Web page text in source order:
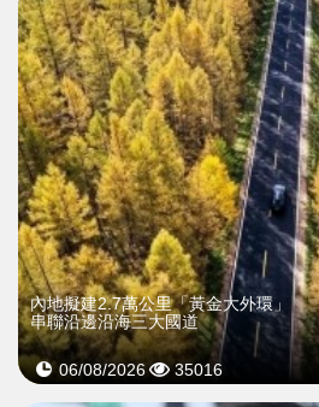
內地擬建2.7萬公里「黃金大外環」
串聯沿邊沿海三大國道
06/08/2026 35016